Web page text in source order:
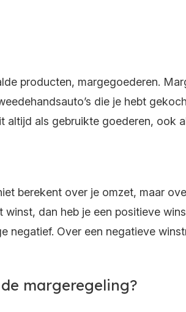
producten, margegoederen.
die je hebt
altijd als gebruikte goederen, ook
berekent over je omzet, maar
dan heb je een positieve
negatief. Over een negatieve
margeregeling?